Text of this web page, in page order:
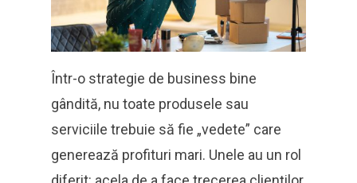
Într-o strategie de business bine
gândită, nu toate produsele sau
serviciile trebuie să fie „vedete” care
generează profituri mari. Unele au un rol